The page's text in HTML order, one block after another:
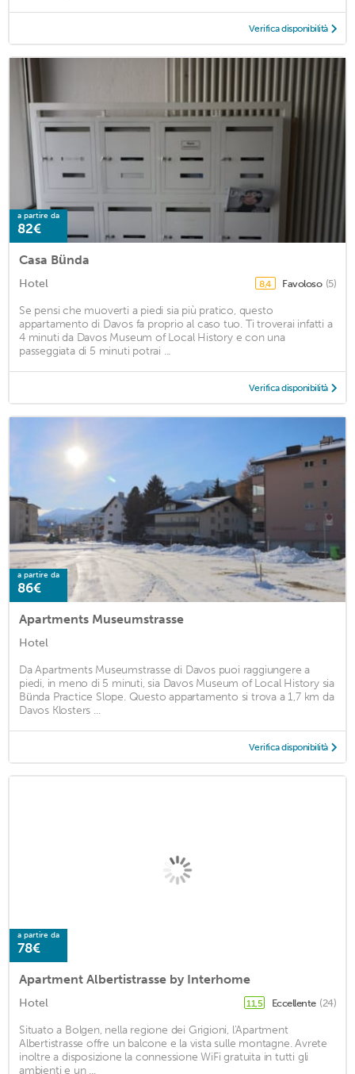
Verifica disponibilità
a partire da
82€
Casa Bünda
Hotel 8,4 Favoloso (5)
Se pensi che muoverti a piedi sia più pratico, questo
appartamento di Davos fa proprio al caso tuo. Ti troverai infatti a
4 minuti da Davos Museum of Local History e con una
passeggiata di 5 minuti potrai ...
Verifica disponibilità
a partire da
86€
Apartments Museumstrasse
Hotel
Da Apartments Museumstrasse di Davos puoi raggiungere a
piedi, in meno di 5 minuti, sia Davos Museum of Local History sia
Bünda Practice Slope. Questo appartamento si trova a 1,7 km da
Davos Klosters ...
Verifica disponibilità
a partire da
78€
Apartment Albertistrasse by Interhome
Hotel 11,5 Eccellente (24)
Situato a Bolgen, nella regione dei Grigioni, l'Apartment
Albertistrasse offre un balcone e la vista sulle montagne. Avrete
inoltre a disposizione la connessione WiFi gratuita in tutti gli
ambienti e un ...